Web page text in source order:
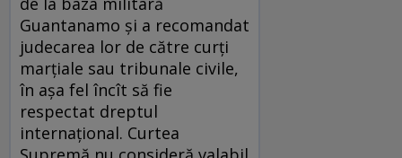
Guantanamo şi a recomandat
judecarea lor de către curţi
marţiale sau tribunale civile,
în aşa fel încît să fie
respectat dreptul
internaţional. Curtea